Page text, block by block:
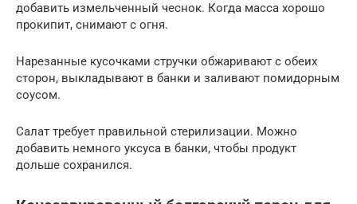
добавить измельченный чеснок. Когда масса хорошо
прокипит, снимают с огня.
Нарезанные кусочками стручки обжаривают с обеих
сторон, выкладывают в банки и заливают помидорным
соусом.
Салат требует правильной стерилизации. Можно
добавить немного уксуса в банки, чтобы продукт
дольше сохранился.